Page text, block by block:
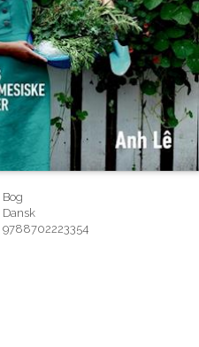
Bog
Dansk
9788702223354